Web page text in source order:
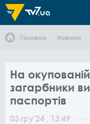
Головна Новини
На
загарбники
паспортів
03 гру'24 , 13:49